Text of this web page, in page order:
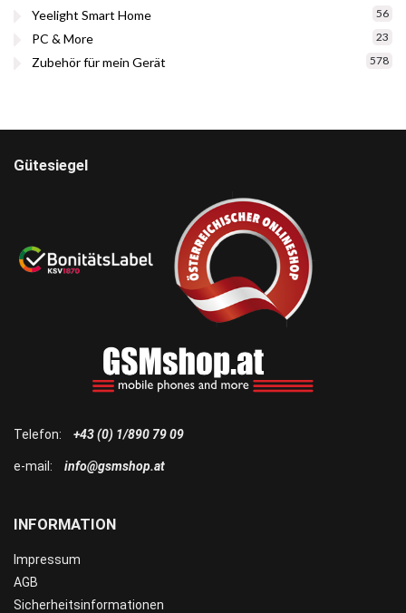
Yeelight Smart Home 56
PC & More 23
Zubehör für mein Gerät 578
INFORMATION
Impressum
AGB
Sicherheitsinformationen
Telefon: +43 (0) 1/890 79 09
e-mail: info@gsmshop.at
Gütesiegel